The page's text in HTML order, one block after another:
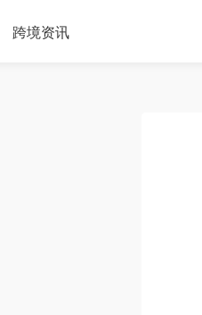
跨境资讯